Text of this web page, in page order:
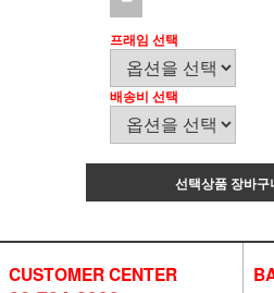
프래임 선택
배송비 선택
선택상품 장바구
CUSTOMER CENTER